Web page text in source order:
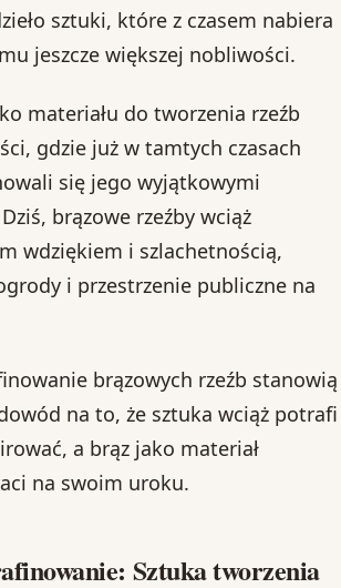
sztuki, które z czasem nabiera
jeszcze większej nobliwości.
materiału do tworzenia rzeźb
gdzie już w tamtych czasach
się jego wyjątkowymi
brązowe rzeźby wciąż
wdziękiem i szlachetnością,
i przestrzenie publiczne na
brązowych rzeźb stanowią
na to, że sztuka wciąż potrafi
a brąz jako materiał
na swoim uroku.
Sztuka tworzenia